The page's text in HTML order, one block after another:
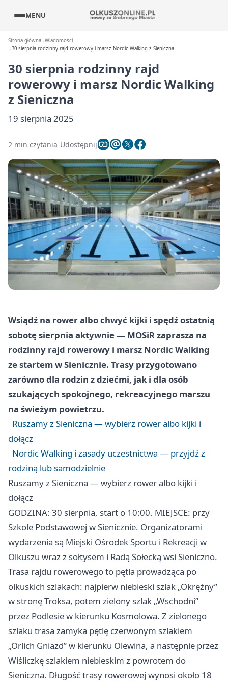
MENU
Strona główna Wiadomości
30 sierpnia rodzinny rajd rowerowy i marsz Nordic Walking z Sieniczna
30 sierpnia rodzinny rajd
rowerowy i marsz Nordic Walking
z Sieniczna
19 sierpnia 2025
2 min czytania Udostępnij
Wsiądź na rower albo chwyć kijki i spędź ostatnią
sobotę sierpnia aktywnie — MOSiR zaprasza na
rodzinny rajd rowerowy i marsz Nordic Walking
ze startem w Sienicznie. Trasy przygotowano
zarówno dla rodzin z dziećmi, jak i dla osób
szukających spokojnego, rekreacyjnego marszu
na świeżym powietrzu.
Ruszamy z Sieniczna — wybierz rower albo kijki i
dołącz
Nordic Walking i zasady uczestnictwa — przyjdź z
rodziną lub samodzielnie
Ruszamy z Sieniczna — wybierz rower albo kijki i
dołącz
GODZINA: 30 sierpnia, start o 10:00. MIEJSCE: przy
Szkole Podstawowej w Sienicznie. Organizatorami
wydarzenia są Miejski Ośrodek Sportu i Rekreacji w
Olkuszu wraz z sołtysem i Radą Sołecką wsi Sieniczno.
Trasa rajdu rowerowego to pętla prowadząca po
olkuskich szlakach: najpierw niebieski szlak „Okrężny”
w stronę Troksa, potem zielony szlak „Wschodni”
przez Podlesie w kierunku Kosmolowa. Z zielonego
szlaku trasa zamyka pętlę czerwonym szlakiem
„Orlich Gniazd” w kierunku Olewina, a następnie przez
Wiśliczkę szlakiem niebieskim z powrotem do
Sieniczna. Długość trasy rowerowej wynosi około 18